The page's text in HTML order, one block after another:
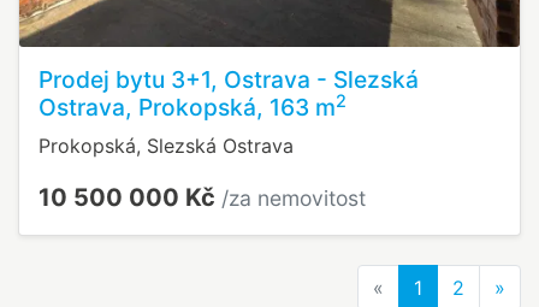
Prodej bytu 3+1, Ostrava - Slezská
Ostrava, Prokopská, 163 m2
Prokopská, Slezská Ostrava
10 500 000 Kč /za nemovitost
« Previous
1 2 »